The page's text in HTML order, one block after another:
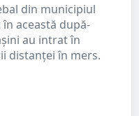
din municipiul
această după-
au intrat în
distanței în mers.